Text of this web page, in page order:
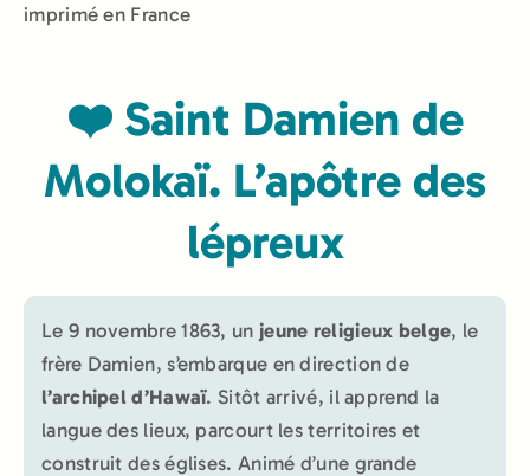
imprimé en France
❤️ Saint Damien de
Molokaï. L’apôtre des
lépreux
Le 9 novembre 1863, un jeune religieux belge, le
frère Damien, s’embarque en direction de
l’archipel d’Hawaï. Sitôt arrivé, il apprend la
langue des lieux, parcourt les territoires et
construit des églises. Animé d’une grande